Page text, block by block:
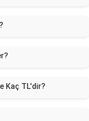
Kaç TL'dir?